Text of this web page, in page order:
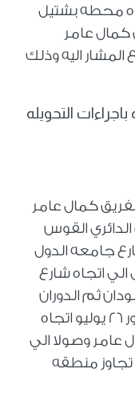
محطه بشتيل
كمال عامر
بالموقع المشار اليه وذلك
التحويله
كمال عامر
القوس
جامعه الدول
الي اتجاه شارع
ثم الدوران
والعوده مره اخرى اتجاه مطلع محور ٢٦ يوليو اتجاه
عامر وصولا الي
تجاوز منطقه